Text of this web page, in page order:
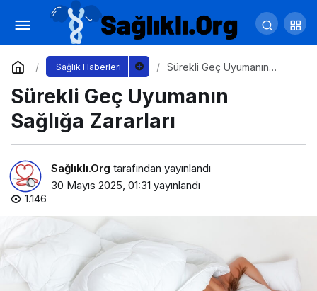
Sağlık Haberleri
Sürekli Geç Uyumanın
Sürekli Geç Uyumanın
Sağlığa Zararları
Sağlıklı.Org tarafından yayınlandı
30 Mayıs 2025, 01:31 yayınlandı
1.146
Ekran Karşısında Yemek Yiyen Çocuklar:
Sessiz Tehlike
Yorum Yap Paylaş